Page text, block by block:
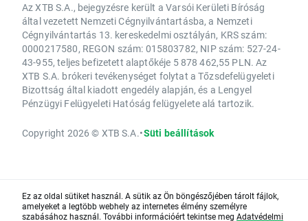
Az XTB S.A., bejegyzésre került a Varsói Kerületi Bíróság
által vezetett Nemzeti Cégnyilvántartásba, a Nemzeti
Cégnyilvántartás 13. kereskedelmi osztályán, KRS szám:
0000217580, REGON szám: 015803782, NIP szám: 527-24-
43-955, teljes befizetett alaptőkéje 5 878 462,55 PLN. Az
XTB S.A. brókeri tevékenységet folytat a Tőzsdefelügyeleti
Bizottság által kiadott engedély alapján, és a Lengyel
Pénzügyi Felügyeleti Hatóság felügyelete alá tartozik.
Copyright 2026 © XTB S.A.•Süti beállítások
Ez az oldal sütiket használ. A sütik az Ön böngészőjében tárolt fájlok,
amelyeket a legtöbb webhely az internetes élmény személyre
szabásához használ. További információért tekintse meg Adatvédelmi